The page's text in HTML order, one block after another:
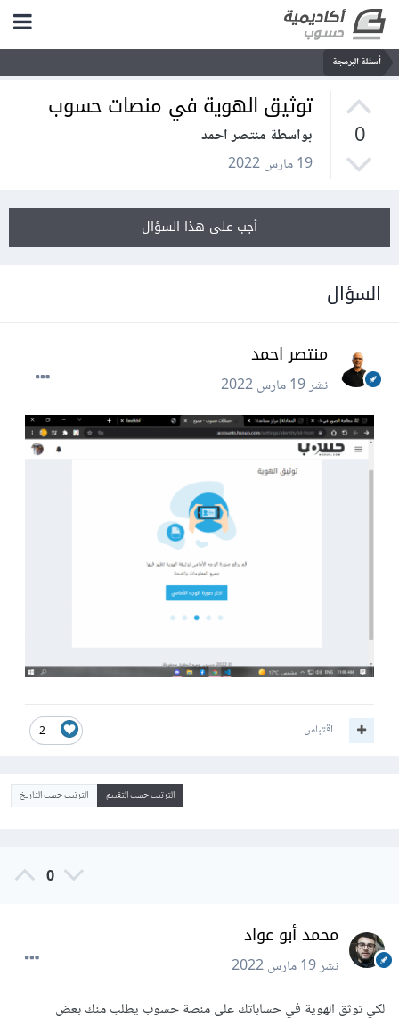
أسئلة البرمجة
0
توثيق الهوية في منصات حسوب
بواسطة منتصر احمد
19 مارس 2022
أجب على هذا السؤال
السؤال
منتصر احمد
نشر19 مارس 2022
2 اقتباس
الترتيب حسب التقييم الترتيب حسب التاريخ
0
محمد أبو عواد
نشر19 مارس 2022
لكي توثق الهوية في حساباتك على منصة حسوب يطلب منك بعض